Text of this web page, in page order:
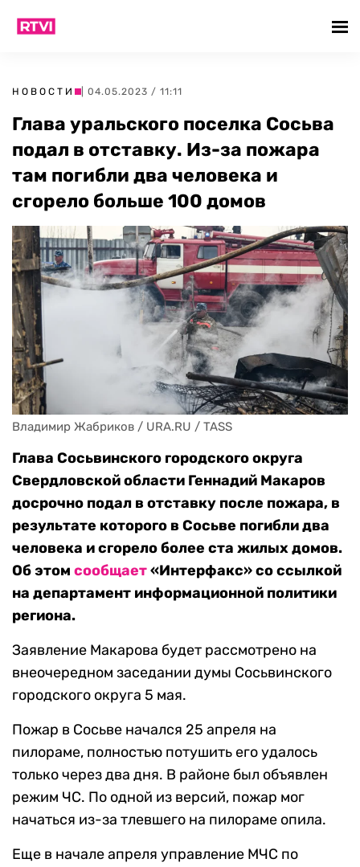
НОВОСТИ | 04.05.2023 / 11:11
Глава уральского поселка Сосьва
подал в отставку. Из-за пожара
там погибли два человека и
сгорело больше 100 домов
Владимир Жабриков / URA.RU / TASS
Глава Сосьвинского городского округа
Свердловской области Геннадий Макаров
досрочно подал в отставку после пожара, в
результате которого в Сосьве погибли два
человека и сгорело более ста жилых домов.
Об этом сообщает«Интерфакс» со ссылкой
на департамент информационной политики
региона.
Заявление Макарова будет рассмотрено на
внеочередном заседании думы Сосьвинского
городского округа 5 мая.
Пожар в Сосьве начался 25 апреля на
пилораме, полностью потушить его удалось
только через два дня. В районе был объявлен
режим ЧС. По одной из версий, пожар мог
начаться из-за тлевшего на пилораме опила.
Еще в начале апреля управление МЧС по